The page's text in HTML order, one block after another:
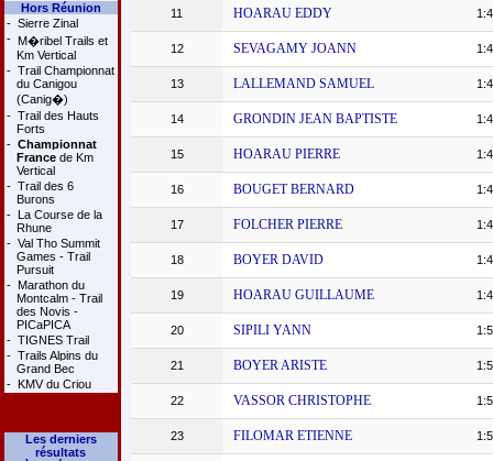
Hors Réunion
- Sierre Zinal
- M�ribel Trails et
Km Vertical
- Trail Championnat
du Canigou
(Canig�)
- Trail des Hauts
Forts
- Championnat
Francede Km
Vertical
- Trail des 6
Burons
- La Course de la
Rhune
- Val Tho Summit
Games - Trail
Pursuit
- Marathon du
Montcalm - Trail
des Novis -
PICaPICA
- TIGNES Trail
- Trails Alpins du
Grand Bec
- KMV du Criou
Les derniers
résultats
11 HOARAU EDDY
12 SEVAGAMY JOANN
13 LALLEMAND SAMUEL
14 GRONDIN JEAN BAPTISTE
15 HOARAU PIERRE
16 BOUGET BERNARD
17 FOLCHER PIERRE
18 BOYER DAVID
19 HOARAU GUILLAUME
20 SIPILI YANN
21 BOYER ARISTE
22 VASSOR CHRISTOPHE
23 FILOMAR ETIENNE